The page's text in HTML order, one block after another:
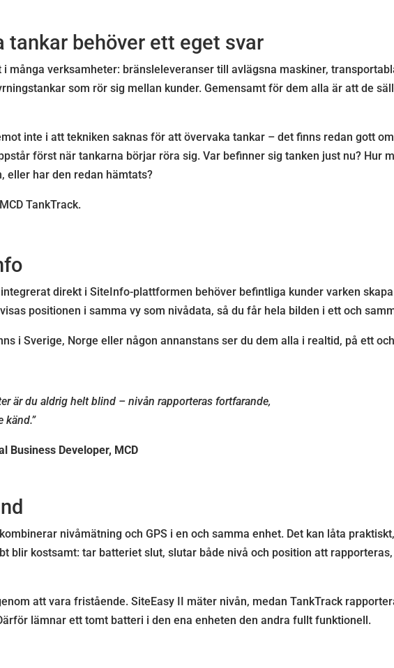
tankar behöver ett eget svar
många verksamheter: bränsleleveranser till avlägsna maskiner,
som rör sig mellan kunder. Gemensamt för dem alla är att de
inte i att tekniken saknas för att övervaka tankar – det finns redan gott
först när tankarna börjar röra sig. Var befinner sig tanken just nu? Hur
eller har den redan hämtats?
TankTrack.
direkt i SiteInfo-plattformen behöver befintliga kunder varken
positionen i samma vy som nivådata, så du får hela bilden i ett och
i Sverige, Norge eller någon annanstans ser du dem alla i realtid, på ett
är du aldrig helt blind – nivån rapporteras fortfarande,
känd.”
Business Developer, MCD
nivåmätning och GPS i en och samma enhet. Det kan låta
blir kostsamt: tar batteriet slut, slutar både nivå och position att
att vara fristående. SiteEasy II mäter nivån, medan TankTrack
lämnar ett tomt batteri i den ena enheten den andra fullt funktionell.